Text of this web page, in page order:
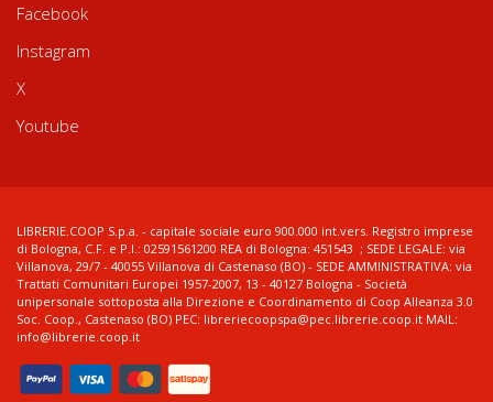
Facebook
Instagram
X
Youtube
LIBRERIE.COOP S.p.a. - capitale sociale euro 900.000 int.vers. Registro imprese
di Bologna, C.F. e P.I.: 02591561200 REA di Bologna: 451543 ; SEDE LEGALE: via
Villanova, 29/7 - 40055 Villanova di Castenaso (BO) - SEDE AMMINISTRATIVA: via
Trattati Comunitari Europei 1957-2007, 13 - 40127 Bologna - Società
unipersonale sottoposta alla Direzione e Coordinamento di Coop Alleanza 3.0
Soc. Coop., Castenaso (BO) PEC: libreriecoopspa@pec.librerie.coop.it MAIL:
info@librerie.coop.it